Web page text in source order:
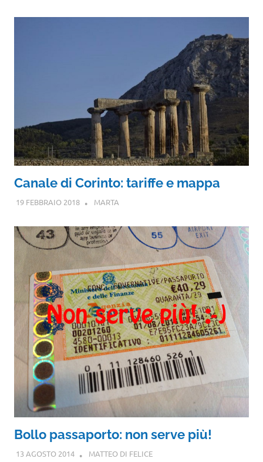
Canale di Corinto: tariffe e mappa
19 FEBBRAIO 2018 MARTA
Bollo passaporto: non serve più!
13 AGOSTO 2014 MATTEO DI FELICE